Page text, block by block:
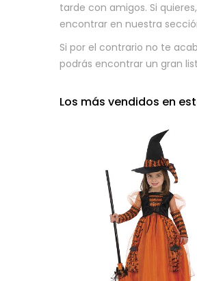
tarde con amigos. Si
encontrar en nuestra
Si por el contrario no te
podrás encontrar un gran
Los más vendidos en